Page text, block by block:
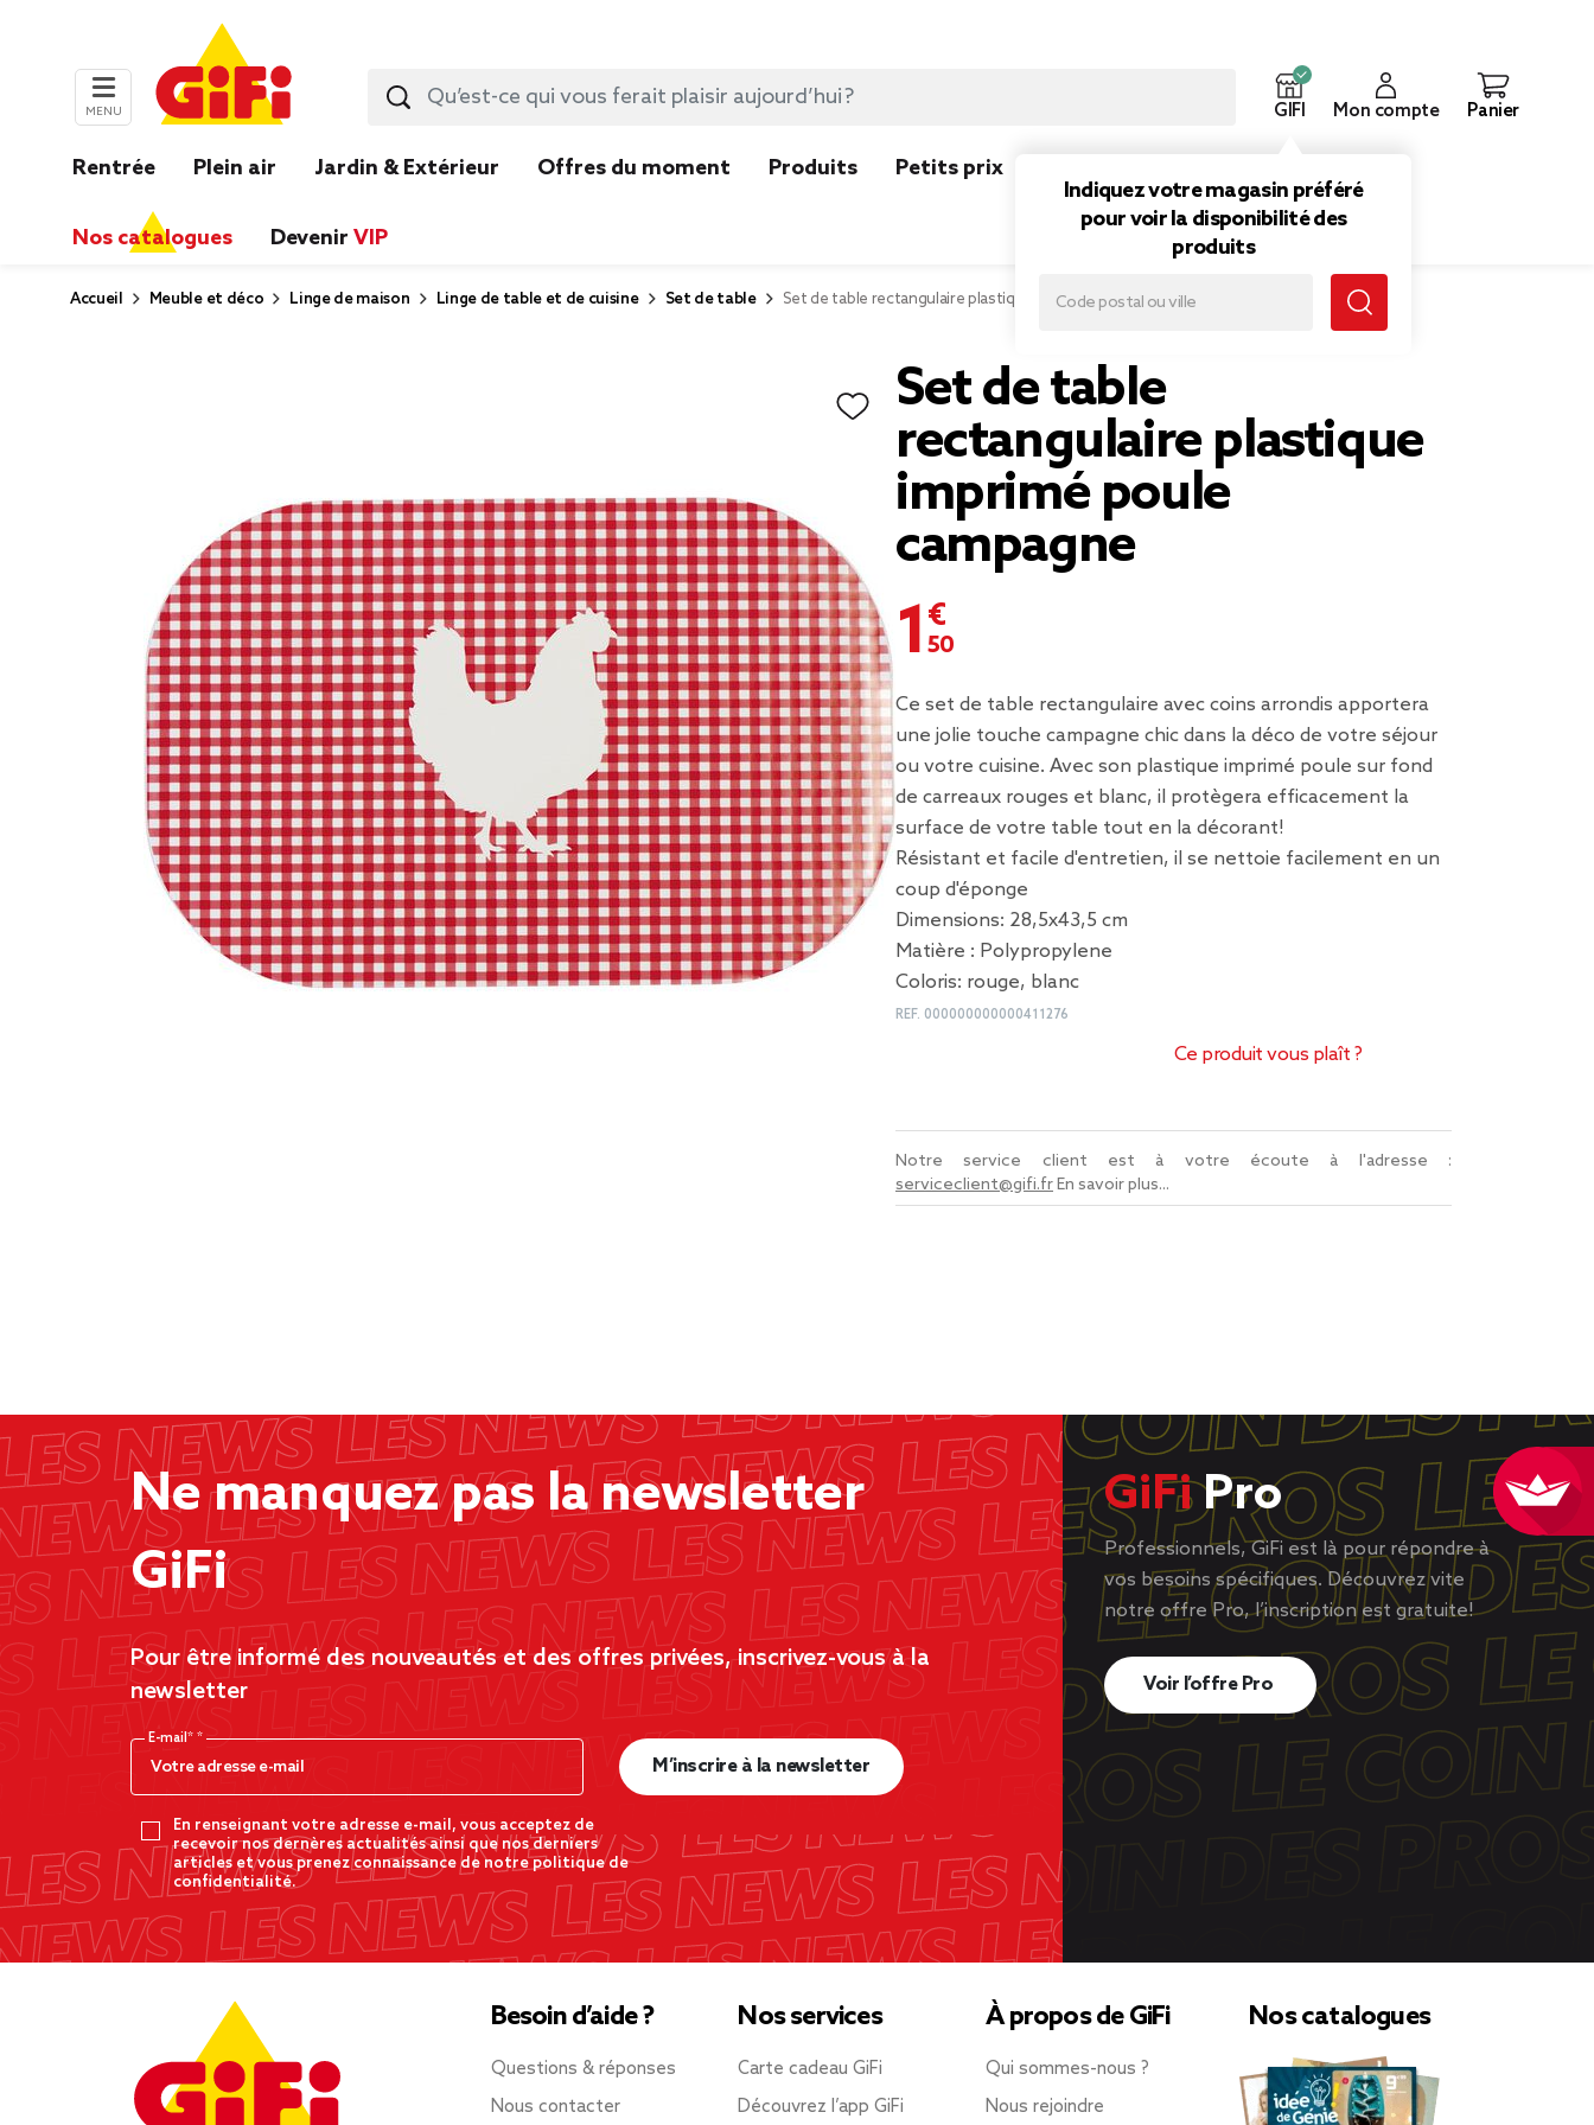
MENU GIFI
Indiquez votre magasin préféré
pour voir la disponibilité des
produits
Mon compte Panier
Rentrée Plein air Jardin & Extérieur Offres du moment Produits Petits prix
Nos catalogues Devenir VIP
Accueil Meuble et déco Linge de maison Linge de table et de cuisine Set de table Set de table rectangulaire plastique imprimé poule campagne
Set de table
rectangulaire plastique
imprimé poule
campagne
1,50 €
Ce set de table rectangulaire avec coins arrondis apportera
une jolie touche campagne chic dans la déco de votre séjour
ou votre cuisine. Avec son plastique imprimé poule sur fond
de carreaux rouges et blanc, il protègera efficacement la
surface de votre table tout en la décorant!
Résistant et facile d'entretien, il se nettoie facilement en un
coup d'éponge
Dimensions: 28,5x43,5 cm
Matière : Polypropylene
Coloris: rouge, blanc
REF. 000000000000411276
Ce produit vous plaît ?
Notre service client est à votre écoute à l'adresse :
serviceclient@gifi.frEn savoir plus...
Ne manquez pas la newsletter
GiFi
Pour être informé des nouveautés et des offres privées, inscrivez-vous à la
newsletter
E-mail*
En renseignant votre adresse e-mail, vous acceptez de
recevoir nos dernères actualités ainsi que nos derniers
articles et vous prenez connaissance de notre politique de
confidentialité.
M’inscrire à la newsletter
GiFiPro
Professionnels, GiFi est là pour répondre à
vos besoins spécifiques. Découvrez vite
notre offre Pro, l’inscription est gratuite!
Voir l’offre Pro
Besoin d’aide ?
Questions & réponses
Nous contacter
Nos services
Carte cadeau GiFi
Découvrez l’app GiFi
À propos de GiFi
Qui sommes-nous ?
Nous rejoindre
Nos catalogues